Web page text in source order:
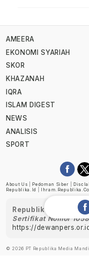
AMEERA
EKONOMI SYARIAH
SKOR
KHAZANAH
IQRA
ISLAM DIGEST
NEWS
ANALISIS
SPORT
About Us Pedoman Siber
Republika.id
Republika telah
Sertifikat Nomor
https://
© 2026 PT Republika Media